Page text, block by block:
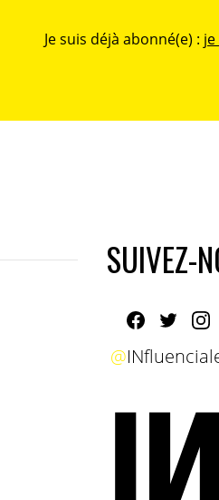
Je suis déjà abonné(e) :
SUIVEZ-
@